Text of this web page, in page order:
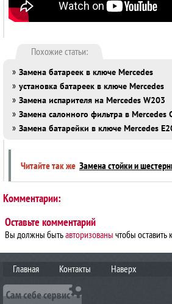
Похожие статьи:
» Замена батареек в ключе Mercedes
» установка батареек в ключе Mercedes
» Замена испарителя на Mercedes W203
» Замена салонного фильтра в Mercedes
» Замена батарейки в ключе Mercedes
Читайте так же Замена стойки и
Комментарии:
Оставьте комментарий
Вы должны бытьавторизованы чтобы оставить
Главная Контакты Наверх